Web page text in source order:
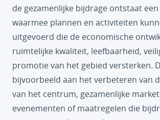
de gezamenlijke bijdrage ontstaat
waarmee plannen en activiteiten
uitgevoerd die de economische
ruimtelijke kwaliteit, leefbaarheid,
promotie van het gebied versterken.
bijvoorbeeld aan het verbeteren van
van het centrum, gezamenlijke
evenementen of maatregelen die